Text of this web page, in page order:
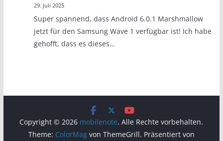
29. Juli 2025
Super spannend, dass Android 6.0.1 Marshmallow
jetzt für den Samsung Wave 1 verfügbar ist! Ich habe
gehofft, dass es dieses…
Copyright © 2026 mobilenote. Alle Rechte vorbehalten.
Theme: ColorMagvon ThemeGrill. Präsentiert von